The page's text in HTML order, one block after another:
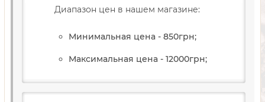
Диапазон цен в нашем магазине:
Минимальная цена - 850грн;
Максимальная цена - 12000грн;